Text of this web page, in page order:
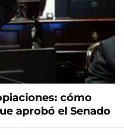
cómo
aprobó el Senado